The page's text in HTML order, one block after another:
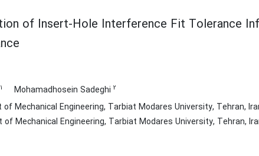
of Insert-Hole Interference Fit Tolerance
1 Mohamadhosein Sadeghi 2
Mechanical Engineering, Tarbiat Modares University, Tehran,
Mechanical Engineering, Tarbiat Modares University, Tehran,